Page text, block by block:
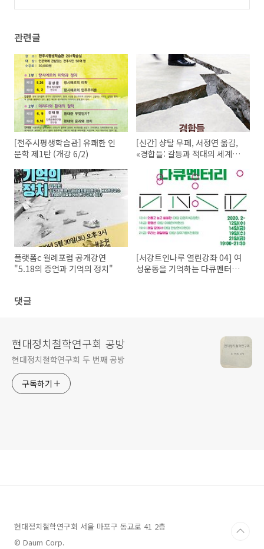
관련글
[전주시평생학습관] 유쾌한 인
문학 제1탄 (개강 6/2)
[신간] 샹탈 무페, 서정연 옮김,
«경합들: 갈등과 적대의 세계를
2020.
플랫폼c 월례포럼 공개강연
"5.18의 증언과 기억의 정치"
[서강트인나루 열린강좌 04] 여
성운동을 기억하는 다큐멘터리
댓글
현대정치철학연구회 공방
현대정치철학연구회 두 번째 공방
구독하기
현대정치철학연구회 서울 마포구 동교로 41 2층
© Daum Corp.